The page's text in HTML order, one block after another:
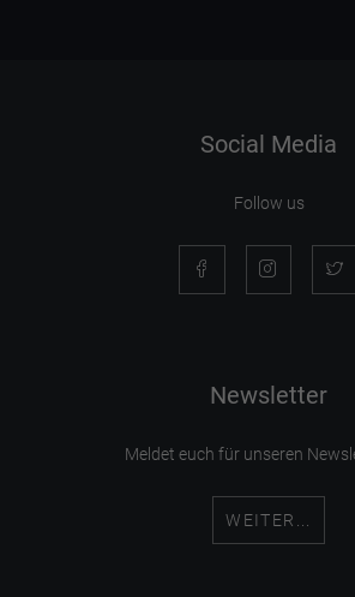
Social Media
Follow us
Newsletter
Meldet euch für unseren
WEITER...